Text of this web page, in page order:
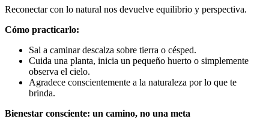
Reconectar con lo natural nos devuelve equilibrio y perspectiva.
Cómo practicarlo:
Sal a caminar descalza sobre tierra o césped.
Cuida una planta, inicia un pequeño huerto o simplemente
observa el cielo.
Agradece conscientemente a la naturaleza por lo que te
brinda.
Bienestar consciente: un camino, no una meta